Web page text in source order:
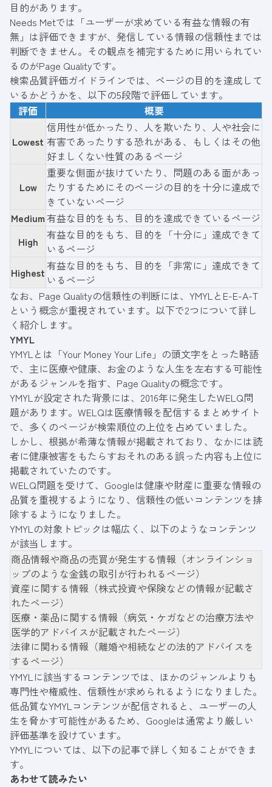
目的があります。
Needs Metでは「ユーザーが求めている有益な情報の有
無」は評価できますが、発信している情報の信頼性までは
判断できません。その観点を補完するために用いられてい
るのがPage Qualityです。
検索品質評価ガイドラインでは、ページの目的を達成して
いるかどうかを、以下の5段階で評価しています。
評価
概要
Lowest
信用性が低かったり、人を欺いたり、人や社会に
有害であったりする恐れがある、もしくはその他
好ましくない性質のあるページ
Low
重要な側面が抜けていたり、問題のある面があっ
たりするためにそのページの目的を十分に達成で
きていないページ
Medium有益な目的をもち、目的を達成できているページ
High
有益な目的をもち、目的を「十分に」達成できて
いるページ
Highest有益な目的をもち、目的を「非常に」達成できて
いるページ
なお、Page Qualityの信頼性の判断には、YMYLとE-E-A-T
という概念が重視されています。以下で2つについて詳し
く紹介します。
YMYL
YMYLとは「Your Money Your Life」の頭文字をとった略語
で、主に医療や健康、お金のような人生を左右する可能性
があるジャンルを指す、Page Qualityの概念です。
YMYLが設定された背景には、2016年に発生したWELQ問
題があります。WELQは医療情報を配信するまとめサイト
で、多くのページが検索順位の上位を占めていました。
しかし、根拠が希薄な情報が掲載されており、なかには読
者に健康被害をもたらすおそれのある誤った内容も上位に
掲載されていたのです。
WELQ問題を受けて、Googleは健康や財産に重要な情報の
品質を重視するようになり、信頼性の低いコンテンツを排
除するようになりました。
YMYLの対象トピックは幅広く、以下のようなコンテンツ
が該当します。
商品情報や商品の売買が発生する情報（オンラインショ
ップのような金銭の取引が行われるページ）
資産に関する情報（株式投資や保険などの情報が記載さ
れたページ）
医療・薬品に関する情報（病気・ケガなどの治療方法や
医学的アドバイスが記載されたページ）
法律に関わる情報（離婚や相続などの法的アドバイスを
するページ）
YMYLに該当するコンテンツでは、ほかのジャンルよりも
専門性や権威性、信頼性が求められるようになりました。
低品質なYMYLコンテンツが配信されると、ユーザーの人
生を脅かす可能性があるため、Googleは通常より厳しい
評価基準を設けています。
YMYLについては、以下の記事で詳しく知ることができま
す。
あわせて読みたい